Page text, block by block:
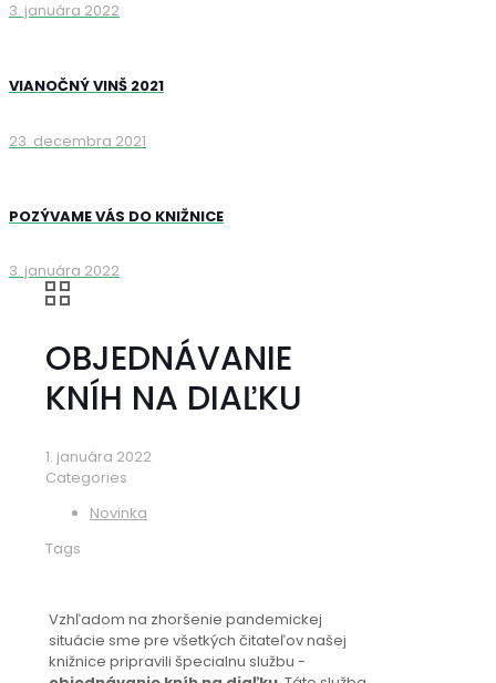
3. januára 2022
VIANOČNÝ VINŠ 2021
23. decembra 2021
POZÝVAME VÁS DO KNIŽNICE
3. januára 2022
OBJEDNÁVANIE
KNÍH NA DIAĽKU
1. januára 2022
Categories
Novinka
Tags
Vzhľadom na zhoršenie pandemickej
situácie sme pre všetkých čitateľov našej
knižnice pripravili špecialnu službu -